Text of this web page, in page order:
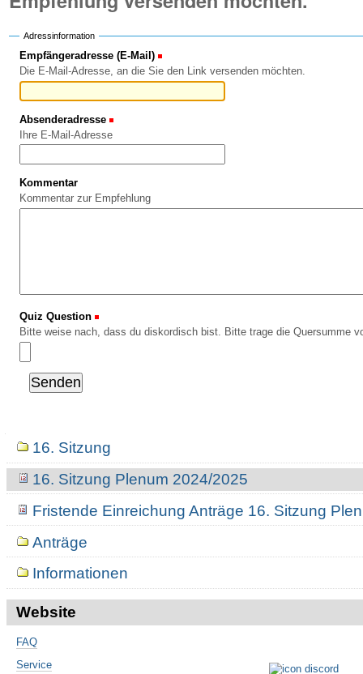
Adressinformation
Empfängeradresse (E-Mail)
Die E-Mail-Adresse, an die Sie den Link versenden möchten.
Absenderadresse
Ihre E-Mail-Adresse
Kommentar
Kommentar zur Empfehlung
Quiz Question
Bitte weise nach, dass du diskordisch bist. Bitte trage die Quersumme
Navigation16. Sitzung
16. Sitzung Plenum 2024/2025
Fristende Einreichung Anträge 16. Sitzung
Anträge
Informationen
Website
FAQ
Service